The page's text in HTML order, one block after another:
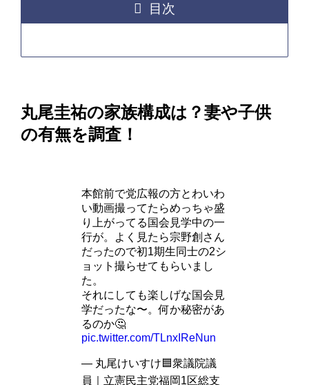
目次
丸尾圭祐の家族構成は？妻や子供
の有無を調査！
本館前で党広報の方とわいわ
い動画撮ってたらめっちゃ盛
り上がってる国会見学中の一
行が。よく見たら宗野創さん
だったので初1期生同士の2シ
ョット撮らせてもらいまし
た。
それにしても楽しげな国会見
学だったな〜。何か秘密があ
るのか🤔
pic.twitter.com/TLnxIReNun
— 丸尾けいすけ🟦衆議院議
員｜立憲民主党福岡1区総支